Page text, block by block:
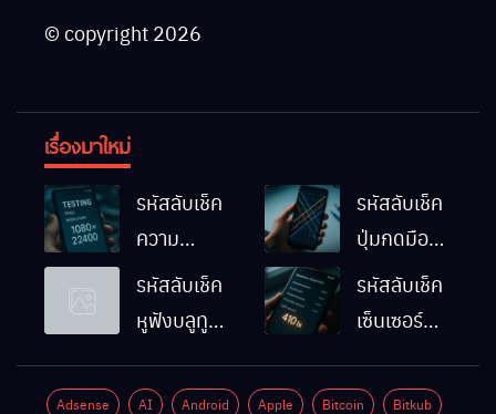
© copyright 2026
เรื่องมาใหม่
รหัสลับเช็ค
ความ
ละเอียดหน้า
จอมือถือ
รหัสลับเช็ค
ปุ่มกดมือถือ
Android
ทำงานปกติ
รหัสลับเช็ค
หูฟังบลูทูธ
Android
รหัสลับเช็ค
เซ็นเซอร์
Android
Adsense AI Android Apple Bitcoin Bitkub